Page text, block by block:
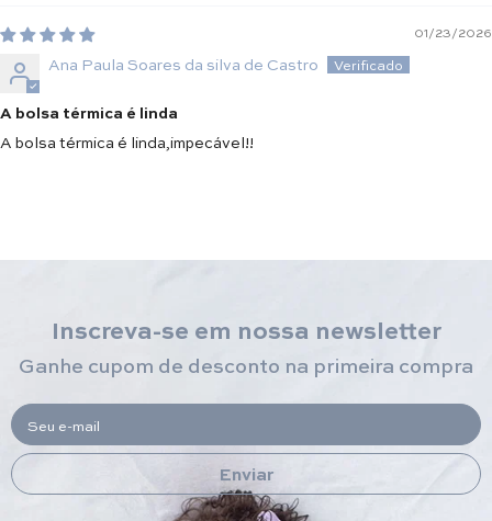
01/23/2026
Ana Paula Soares da silva de Castro
A bolsa térmica é linda
A bolsa térmica é linda,impecável!!
Inscreva-se em nossa newsletter
Ganhe cupom de desconto na primeira compra
Seu e-mail
Enviar